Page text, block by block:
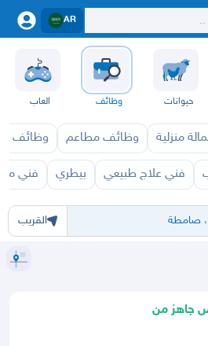
AR
حيوانات وظائف العاب
منزلية وظائف مطاعم وظائف
فني علاج طبيعي بيطري فني
صامطة
أبها عسير الباحة
القريب
جاهز من